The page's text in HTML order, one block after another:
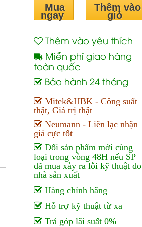
Mua
ngay
Thêm vào
giỏ
Thêm vào yêu thích
Miễn phí giao hàng
toàn quốc
Bảo hành 24 tháng
Mitek&HBK - Công suất
thật, Giá trị thật
Neumann - Liên lạc nhận
giá cực tốt
Đổi sản phẩm mới cùng
loại trong vòng 48H nếu SP
đã mua xảy ra lỗi kỹ thuật do
nhà sản xuất
Hàng chính hãng
Hỗ trợ kỹ thuật từ xa
Trả góp lãi suất 0%